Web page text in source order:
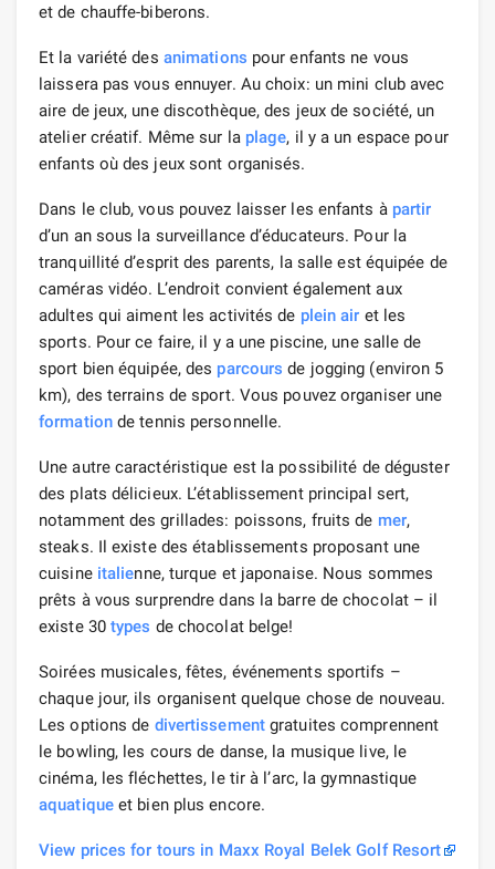
et de chauffe-biberons.
Et la variété des animations pour enfants ne vous
laissera pas vous ennuyer. Au choix: un mini club avec
aire de jeux, une discothèque, des jeux de société, un
atelier créatif. Même sur la plage, il y a un espace pour
enfants où des jeux sont organisés.
Dans le club, vous pouvez laisser les enfants à partir
d’un an sous la surveillance d’éducateurs. Pour la
tranquillité d’esprit des parents, la salle est équipée de
caméras vidéo. L’endroit convient également aux
adultes qui aiment les activités de plein air et les
sports. Pour ce faire, il y a une piscine, une salle de
sport bien équipée, des parcours de jogging (environ 5
km), des terrains de sport. Vous pouvez organiser une
formationde tennis personnelle.
Une autre caractéristique est la possibilité de déguster
des plats délicieux. L’établissement principal sert,
notamment des grillades: poissons, fruits de mer,
steaks. Il existe des établissements proposant une
cuisine italienne, turque et japonaise. Nous sommes
prêts à vous surprendre dans la barre de chocolat – il
existe 30 types de chocolat belge!
Soirées musicales, fêtes, événements sportifs –
chaque jour, ils organisent quelque chose de nouveau.
Les options de divertissementgratuites comprennent
le bowling, les cours de danse, la musique live, le
cinéma, les fléchettes, le tir à l’arc, la gymnastique
aquatiqueet bien plus encore.
View prices for tours in Maxx Royal Belek Golf Resort